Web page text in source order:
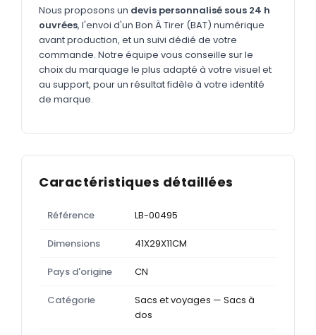
Outils & porte-clés
Cuisine
Nous proposons un devis personnalisé sous 24 h
ouvrées, l'envoi d'un Bon À Tirer (BAT) numérique
avant production, et un suivi dédié de votre
commande. Notre équipe vous conseille sur le
choix du marquage le plus adapté à votre visuel et
au support, pour un résultat fidèle à votre identité
de marque.
Caractéristiques détaillées
Référence LB-00495
Dimensions 41X29X11CM
Pays d'origine CN
Catégorie
Sacs et voyages — Sacs à
dos